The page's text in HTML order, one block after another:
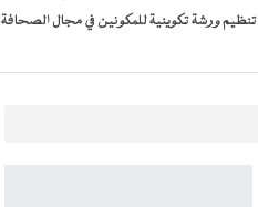
تنظيم ورشة تكوينية للمكونين في مجال الصحافة